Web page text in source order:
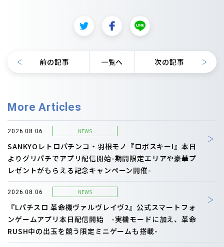
前の記事 一覧へ 次の記事
More Articles
2026.08.06 NEWS
SANKYOレトロパチンコ・羽根モノ『ロボスキーI』本日
よりグリパチでアプリ配信開始-期間限定エリアや豪華プ
レゼントがもらえる記念キャンペーン開催-
2026.08.06 NEWS
『Lパチスロ 革命機ヴァルヴレイヴ2』公式スマートフォ
ンゲームアプリ本日配信開始 -実機モードに加え、革命
RUSH中の出玉を競う限定ミニゲームも搭載-